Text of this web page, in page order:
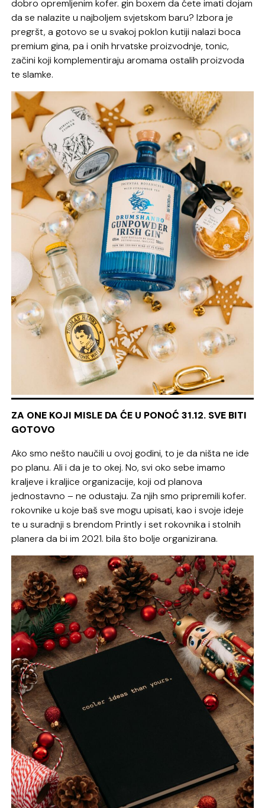
dobro opremljenim kofer. gin boxem da ćete imati dojam
da se nalazite u najboljem svjetskom baru? Izbora je
pregršt, a gotovo se u svakoj poklon kutiji nalazi boca
premium gina, pa i onih hrvatske proizvodnje, tonic,
začini koji komplementiraju aromama ostalih proizvoda
te slamke.
ZA ONE KOJI MISLE DA ĆE U PONOĆ 31.12. SVE BITI
GOTOVO
Ako smo nešto naučili u ovoj godini, to je da ništa ne ide
po planu. Ali i da je to okej. No, svi oko sebe imamo
kraljeve i kraljice organizacije, koji od planova
jednostavno – ne odustaju. Za njih smo pripremili kofer.
rokovnike u koje baš sve mogu upisati, kao i svoje ideje
te u suradnji s brendom Printly i set rokovnika i stolnih
planera da bi im 2021. bila što bolje organizirana.